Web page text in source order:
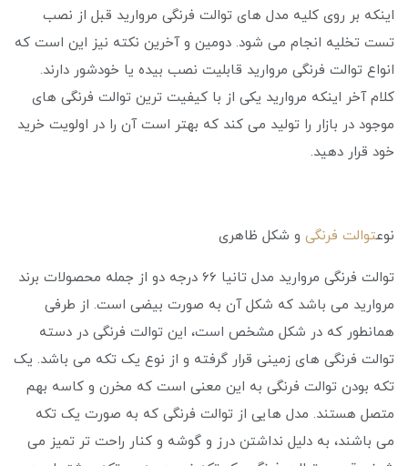
اینکه بر روی کلیه مدل های توالت فرنگی مروارید قبل از نصب
تست تخلیه انجام می شود. دومین و آخرین نکته نیز این است که
انواع توالت فرنگی مروارید قابلیت نصب بیده یا خودشور دارند.
کلام آخر اینکه مروارید یکی از با کیفیت ترین توالت فرنگی های
موجود در بازار را تولید می کند که بهتر است آن را در اولویت خرید
خود قرار دهید.
نوعتوالت فرنگی و شکل ظاهری
توالت فرنگی مروارید مدل تانیا 66 درجه دو از جمله محصولات برند
مروارید می باشد که شکل آن به صورت بیضی است. از طرفی
همانطور که در شکل مشخص است، این توالت فرنگی در دسته
توالت فرنگی های زمینی قرار گرفته و از نوع یک تکه می باشد. یک
تکه بودن توالت فرنگی به این معنی است که مخرن و کاسه بهم
متصل هستند. مدل هایی از توالت فرنگی که به صورت یک تکه
می باشند، به دلیل نداشتن درز و گوشه و کنار راحت تر تمیز می